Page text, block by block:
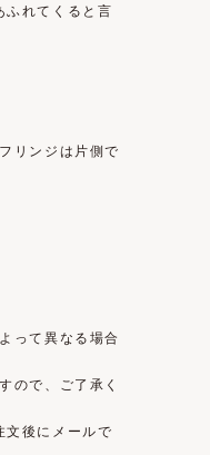
ふれてくると言
リンジは片側で
って異なる場合
ので、ご了承く
文後にメールで